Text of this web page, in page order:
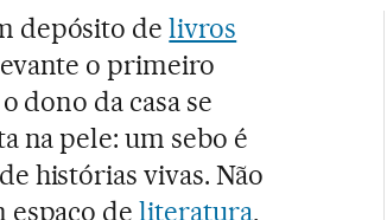
depósito delivros
o primeiro
dono da casa se
na pele: um sebo é
histórias vivas. Não
espaço deliteratura,